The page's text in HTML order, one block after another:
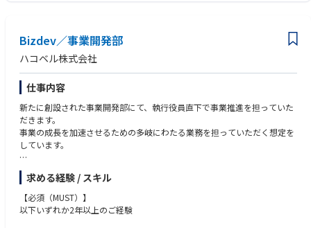
└社長・執行役員は、外資系コンサルファーム、元物流の現場、元スター
トアップ等、様々な出身メンバーで構成されており、協働・議論を通し、
多様な考え方・スタイルを学ぶことができます。
～マッチング事業はハコベルの祖業にあたり、さらなる非連続成長を期待
しているポジションです。～
・事業責任者や組織マネジメント経験
・営業組織の構築・運営経験
・プラットフォーム事業の運営経験
・物流業界でのご経験
Bizdev／事業開発部
ハコベル株式会社
仕事内容
新たに創設された事業開発部にて、執行役員直下で事業推進を担っていた
だきます。
事業の成長を加速させるための多岐にわたる業務を担っていただく想定を
しています。
【具体的な業務内容】
・営業やオペレーションなどの現場に入り込み、業務改善や業務フローの
構築、現場への装着・推進までを担う
・事業成長の角度を変えるためにとして解決すべき本質的な課題を特定
求める経験 / スキル
【必須（MUST）】
以下いずれか2年以上のご経験